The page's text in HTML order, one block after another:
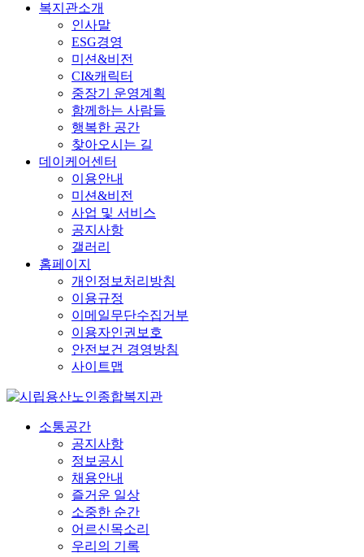
복지관소개
인사말
ESG경영
미션&비전
CI&캐릭터
중장기 운영계획
함께하는 사람들
행복한 공간
찾아오시는 길
데이케어센터
이용안내
미션&비전
사업 및 서비스
공지사항
갤러리
홈페이지
개인정보처리방침
이용규정
이메일무단수집거부
이용자인권보호
안전보건 경영방침
사이트맵
소통공간
공지사항
정보공시
채용안내
즐거운 일상
소중한 순간
어르신목소리
우리의 기록